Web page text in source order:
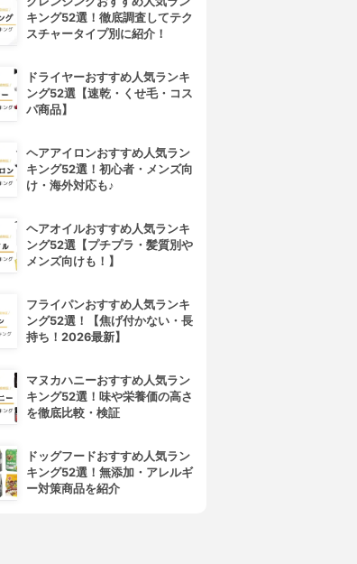
キング52選！徹底調査してテク
スチャータイプ別に紹介！
ドライヤーおすすめ人気ランキ
ング52選【速乾・くせ毛・コス
パ商品】
ヘアアイロンおすすめ人気ラン
キング52選！初心者・メンズ向
け・海外対応も♪
ヘアオイルおすすめ人気ランキ
ング52選【プチプラ・髪質別や
メンズ向けも！】
フライパンおすすめ人気ランキ
ング52選！【焦げ付かない・長
持ち！2026最新】
マヌカハニーおすすめ人気ラン
キング52選！味や栄養価の高さ
を徹底比較・検証
ドッグフードおすすめ人気ラン
キング52選！無添加・アレルギ
ー対策商品を紹介